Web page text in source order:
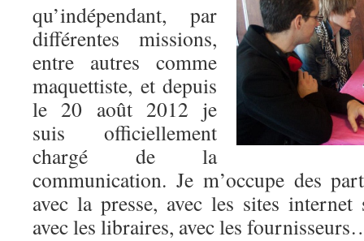
qu’indépendant, par
différentes missions,
entre autres comme
maquettiste, et depuis
le 20 août 2012 je
suis officiellement
chargé de la
communication. Je m’occupe des
avec la presse, avec les sites internet
avec les libraires, avec les